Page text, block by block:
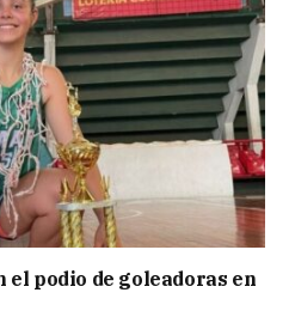
el podio de goleadoras en